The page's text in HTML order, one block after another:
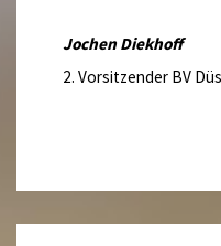
Jochen Diekhoff
2. Vorsitzender BV